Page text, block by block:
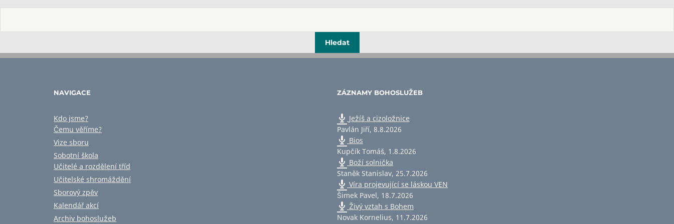
NAVIGACE
Kdo jsme?
Čemu věříme?
Vize sboru
Sobotní škola
Učitelé a rozdělení tříd
Učitelské shromáždění
Sborový zpěv
Kalendář akcí
Archiv bohoslužeb
ZÁZNAMY BOHOSLUŽEB
Ježíš a cizoložnice
Pavlán Jiří, 8.8.2026
Bios
Kupčík Tomáš, 1.8.2026
Boží solnička
Staněk Stanislav, 25.7.2026
Víra projevující se láskou VEN
Šimek Pavel, 18.7.2026
Živý vztah s Bohem
Novak Kornelius, 11.7.2026